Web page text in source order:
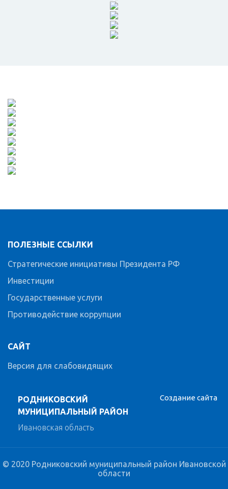
РОДНИКОВСКИЙ
МУНИЦИПАЛЬНЫЙ РАЙОН
Ивановская область
ПОЛЕЗНЫЕ ССЫЛКИ
Стратегические инициативы Президента РФ
Инвестиции
Государственные услуги
Противодействие коррупции
САЙТ
Версия для слабовидящих
Создание сайта
© 2020 Родниковский муниципальный район Ивановской
области